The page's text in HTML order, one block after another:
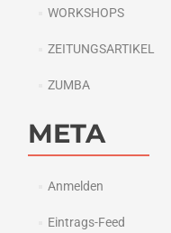
WORKSHOPS
ZEITUNGSARTIKEL
ZUMBA
META
Anmelden
Eintrags-Feed